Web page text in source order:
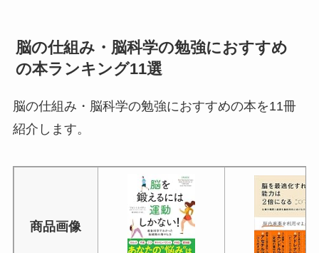
脳の仕組み・脳科学の勉強におすすめ
の本ランキング11選
脳の仕組み・脳科学の勉強におすすめの本を11冊
紹介します。
商品画像